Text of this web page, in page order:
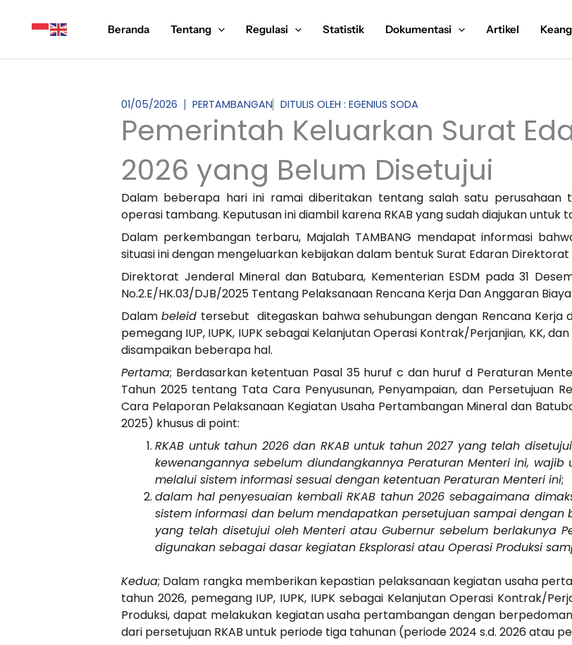
Beranda Tentang Regulasi Statistik Dokumentasi Artikel
01/05/2026 PERTAMBANGAN DITULIS OLEH : EGENIUS SODA
Pemerintah Keluarkan Surat
2026 yang Belum Disetujui
Dalam beberapa hari ini ramai diberitakan tentang salah satu perusahaan
operasi tambang. Keputusan ini diambil karena RKAB yang sudah diajukan untuk
Dalam perkembangan terbaru, Majalah TAMBANG mendapat informasi
situasi ini dengan mengeluarkan kebijakan dalam bentuk Surat Edaran
Direktorat Jenderal Mineral dan Batubara, Kementerian ESDM pada 31
No.2.E/HK.03/DJB/2025 Tentang Pelaksanaan Rencana Kerja Dan Anggaran
Dalambeleid tersebut ditegaskan bahwa sehubungan dengan Rencana Kerja
pemegang IUP, IUPK, IUPK sebagai Kelanjutan Operasi Kontrak/Perjanjian, KK,
disampaikan beberapa hal.
Pertama; Berdasarkan ketentuan Pasal 35 huruf c dan huruf d Peraturan
Tahun 2025 tentang Tata Cara Penyusunan, Penyampaian, dan Persetujuan
Cara Pelaporan Pelaksanaan Kegiatan Usaha Pertambangan Mineral dan
2025) khusus di point:
RKAB untuk tahun 2026 dan RKAB untuk tahun 2027 yang telah
kewenangannya sebelum diundangkannya Peraturan Menteri ini,
melalui sistem informasi sesuai dengan ketentuan Peraturan Menteri ini;
dalam hal penyesuaian kembali RKAB tahun 2026 sebagaimana
sistem informasi dan belum mendapatkan persetujuan sampai dengan
yang telah disetujui oleh Menteri atau Gubernur sebelum berlakunya
digunakan sebagai dasar kegiatan Eksplorasi atau Operasi Produksi
Kedua; Dalam rangka memberikan kepastian pelaksanaan kegiatan usaha
tahun 2026, pemegang IUP, IUPK, IUPK sebagai Kelanjutan Operasi Kontrak/
Produksi, dapat melakukan kegiatan usaha pertambangan dengan
dari persetujuan RKAB untuk periode tiga tahunan (periode 2024 s.d. 2026 atau